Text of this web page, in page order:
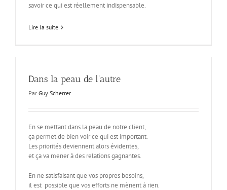
savoir ce qui est réellement indispensable.
Lire la suite
Dans la peau de l’autre
Par Guy Scherrer
En se mettant dans la peau de notre client,
ça permet de bien voir ce qui est important.
Les priorités deviennent alors évidentes,
et ça va mener à des relations gagnantes.
En ne satisfaisant que vos propres besoins,
il est possible que vos efforts ne mènent à rien.